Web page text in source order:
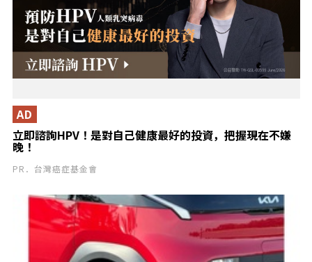
立即諮詢HPV！是對自己健康最好的投資，把握現在不嫌
晚！
AD
PR．台灣癌症基金會